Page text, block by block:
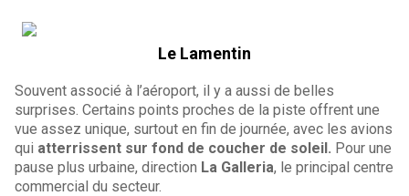
Le Lamentin
Souvent associé à l’aéroport, il y a aussi de belles
surprises. Certains points proches de la piste offrent une
vue assez unique, surtout en fin de journée, avec les avions
qui atterrissent sur fond de coucher de soleil. Pour une
pause plus urbaine, direction La Galleria, le principal centre
commercial du secteur.